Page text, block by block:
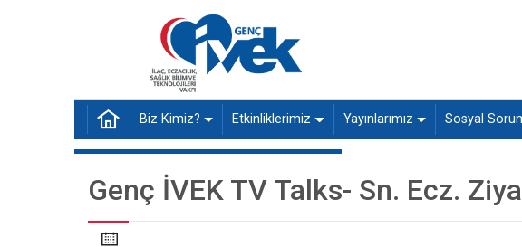
Biz Kimiz? Etkinliklerimiz Yayınlarımız Sosyal
Genç İVEK TV Talks- Sn. Ecz.